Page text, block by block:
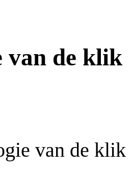
van de klik
van de klik